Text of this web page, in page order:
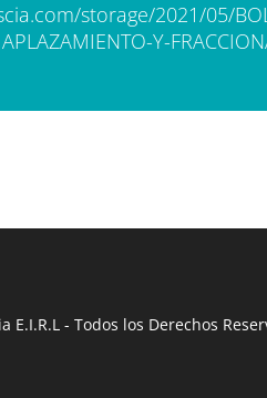
storage/2021/05/
APLAZAMIENTO-Y-
E.I.R.L - Todos los Derechos